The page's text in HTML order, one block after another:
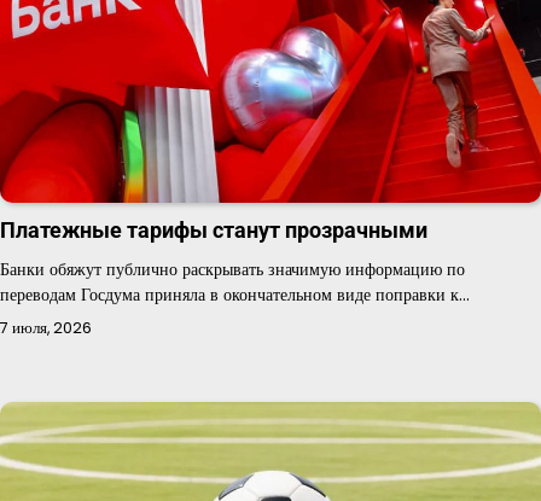
Платежные тарифы станут прозрачными
Банки обяжут публично раскрывать значимую информацию по
переводам Госдума приняла в окончательном виде поправки к…
7 июля, 2026